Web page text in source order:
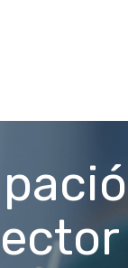
ector